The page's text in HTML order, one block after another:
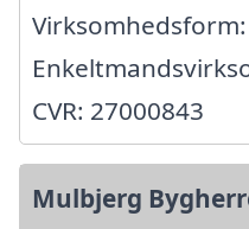
Virksomhedsform:
CVR: 27000843
Mulbjerg